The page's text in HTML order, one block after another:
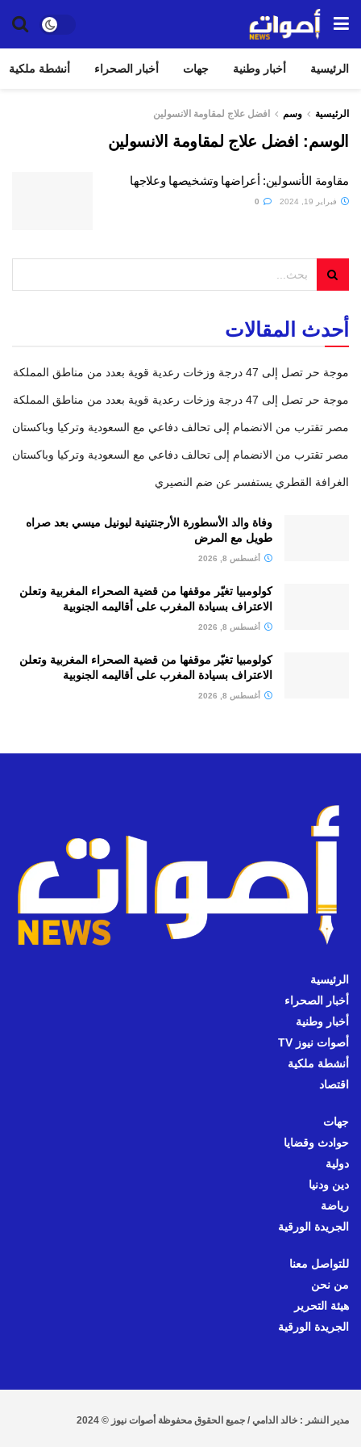
الرئيسية أخبار وطنية جهات أخبار الصحراء أنشطة ملكية
الرئيسية وسم افضل علاج لمقاومة الانسولين
الوسم: افضل علاج لمقاومة الانسولين
مقاومة الأنسولين: أعراضها وتشخيصها وعلاجها
فبراير 19, 2024
أحدث المقالات
موجة حر تصل إلى 47 درجة وزخات رعدية قوية بعدد من مناطق المملكة
موجة حر تصل إلى 47 درجة وزخات رعدية قوية بعدد من مناطق المملكة
مصر تقترب من الانضمام إلى تحالف دفاعي مع السعودية وتركيا وباكستان
مصر تقترب من الانضمام إلى تحالف دفاعي مع السعودية وتركيا وباكستان
الغرافة القطري يستفسر عن ضم النصيري
وفاة والد الأسطورة الأرجنتينية ليونيل ميسي بعد صراه
طويل مع المرض
أغسطس 8, 2026
كولومبيا تغيّر موقفها من قضية الصحراء المغربية وتعلن
الاعتراف بسيادة المغرب على أقاليمه الجنوبية
أغسطس 8, 2026
كولومبيا تغيّر موقفها من قضية الصحراء المغربية وتعلن
الاعتراف بسيادة المغرب على أقاليمه الجنوبية
أغسطس 8, 2026
الرئيسية
أخبار الصحراء
أخبار وطنية
أصوات نيوز TV
أنشطة ملكية
اقتصاد
جهات
حوادث وقضايا
دولية
دين ودنيا
رياضة
الجريدة الورقية
للتواصل معنا
من نحن
هيئة التحرير
الجريدة الورقية
مدير النشر : خالد الدامي / جميع الحقوق محفوظة أصوات نيوز © 2024